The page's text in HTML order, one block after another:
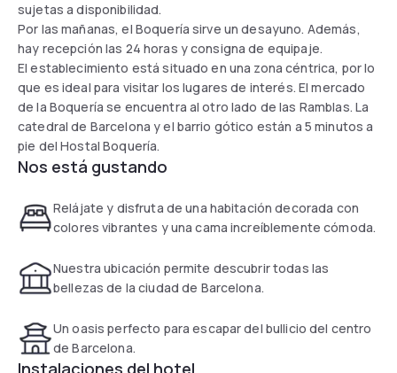
sujetas a disponibilidad.
Por las mañanas, el Boquería sirve un desayuno. Además,
hay recepción las 24 horas y consigna de equipaje.
El establecimiento está situado en una zona céntrica, por lo
que es ideal para visitar los lugares de interés. El mercado
de la Boquería se encuentra al otro lado de las Ramblas. La
catedral de Barcelona y el barrio gótico están a 5 minutos a
pie del Hostal Boquería.
Nos está gustando
Relájate y disfruta de una habitación decorada con
colores vibrantes y una cama increíblemente cómoda.
Nuestra ubicación permite descubrir todas las
bellezas de la ciudad de Barcelona.
Un oasis perfecto para escapar del bullicio del centro
de Barcelona.
Instalaciones del hotel